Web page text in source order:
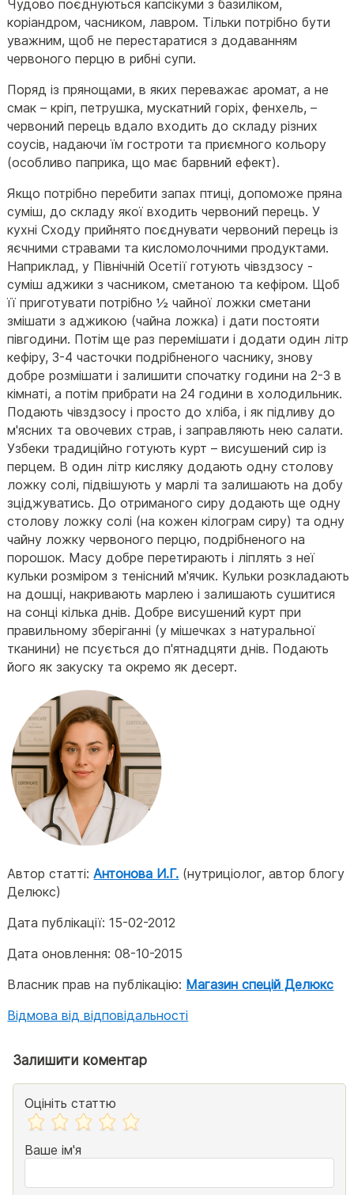
Чудово поєднуються капсікуми з базиліком,
коріандром, часником, лавром. Тільки потрібно бути
уважним, щоб не перестаратися з додаванням
червоного перцю в рибні супи.
Поряд із прянощами, в яких переважає аромат, а не
смак – кріп, петрушка, мускатний горіх, фенхель, –
червоний перець вдало входить до складу різних
соусів, надаючи їм гостроти та приємного кольору
(особливо паприка, що має барвний ефект).
Якщо потрібно перебити запах птиці, допоможе пряна
суміш, до складу якої входить червоний перець. У
кухні Сходу прийнято поєднувати червоний перець із
яєчними стравами та кисломолочними продуктами.
Наприклад, у Північній Осетії готують чівздзосу -
суміш аджики з часником, сметаною та кефіром. Щоб
її приготувати потрібно ½ чайної ложки сметани
змішати з аджикою (чайна ложка) і дати постояти
півгодини. Потім ще раз перемішати і додати один літр
кефіру, 3-4 часточки подрібненого часнику, знову
добре розмішати і залишити спочатку години на 2-3 в
кімнаті, а потім прибрати на 24 години в холодильник.
Подають чівздзосу і просто до хліба, і як підливу до
м'ясних та овочевих страв, і заправляють нею салати.
Узбеки традиційно готують курт – висушений сир із
перцем. В один літр кисляку додають одну столову
ложку солі, підвішують у марлі та залишають на добу
зціджуватись. До отриманого сиру додають ще одну
столову ложку солі (на кожен кілограм сиру) та одну
чайну ложку червоного перцю, подрібненого на
порошок. Масу добре перетирають і ліплять з неї
кульки розміром з тенісний м'ячик. Кульки розкладають
на дошці, накривають марлею і залишають сушитися
на сонці кілька днів. Добре висушений курт при
правильному зберіганні (у мішечках з натуральної
тканини) не псується до п'ятнадцяти днів. Подають
його як закуску та окремо як десерт.
Автор статті:Антонова И.Г. (нутриціолог, автор блогу
Делюкс)
Дата публікації:15-02-2012
Дата оновлення:08-10-2015
Власник прав на публікацію: Магазин спецій Делюкс
Відмова від відповідальності
Залишити коментар
Оцініть статтю
Ваше ім'я